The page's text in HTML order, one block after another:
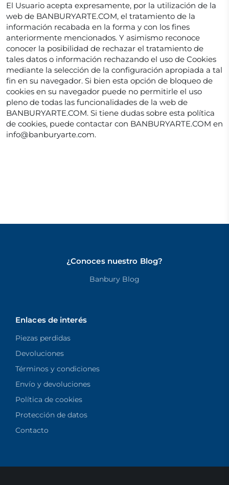
El Usuario acepta expresamente, por la utilización de la
web de BANBURYARTE.COM, el tratamiento de la
información recabada en la forma y con los fines
anteriormente mencionados. Y asimismo reconoce
conocer la posibilidad de rechazar el tratamiento de
tales datos o información rechazando el uso de Cookies
mediante la selección de la configuración apropiada a tal
fin en su navegador. Si bien esta opción de bloqueo de
cookies en su navegador puede no permitirle el uso
pleno de todas las funcionalidades de la web de
BANBURYARTE.COM. Si tiene dudas sobre esta política
de cookies, puede contactar con BANBURYARTE.COM en
info@banburyarte.com.
¿Conoces nuestro Blog?
Banbury Blog
Enlaces de interés
Piezas perdidas
Devoluciones
Términos y condiciones
Envío y devoluciones
Política de cookies
Protección de datos
Contacto